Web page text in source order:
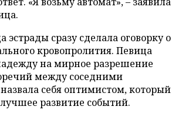
эстрады сразу сделала оговорку о
кровопролития. Певица
на мирное разрешение
между соседними
себя оптимистом, который
развитие событий.